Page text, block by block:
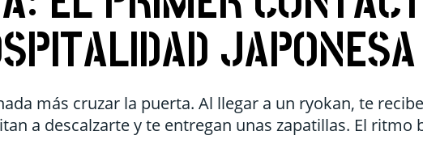
JAPONESA
más cruzar la puerta. Al llegar a un ryokan, te
a descalzarte y te entregan unas zapatillas. El ritmo